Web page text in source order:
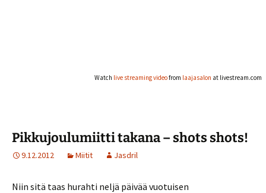
Watch live streaming videofrom laajasalon at livestream.com
Pikkujoulumiitti takana – shots shots!
9.12.2012 Miitit Jasdril
Niin sitä taas hurahti neljä päivää vuotuisen